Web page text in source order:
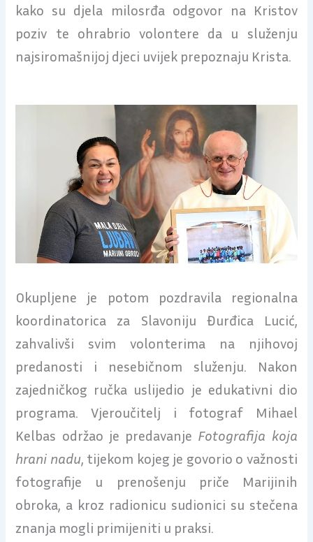
kako su djela milosrđa odgovor na Kristov
poziv te ohrabrio volontere da u služenju
najsiromašnijoj djeci uvijek prepoznaju Krista.
Okupljene je potom pozdravila regionalna
koordinatorica za Slavoniju Đurđica Lucić,
zahvalivši svim volonterima na njihovoj
predanosti i nesebičnom služenju. Nakon
zajedničkog ručka uslijedio je edukativni dio
programa. Vjeroučitelj i fotograf Mihael
Kelbas održao je predavanje Fotografija koja
hrani nadu, tijekom kojeg je govorio o važnosti
fotografije u prenošenju priče Marijinih
obroka, a kroz radionicu sudionici su stečena
znanja mogli primijeniti u praksi.